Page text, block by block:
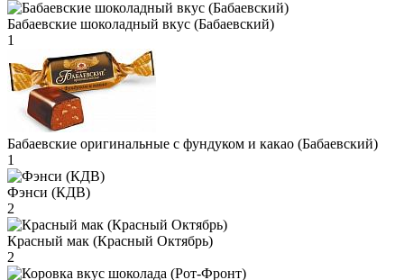
Бабаевские шоколадный вкус (Бабаевский)
1
Бабаевские оригинальные с фундуком и какао (Бабаевский)
1
Фэнси (КДВ)
2
Красный мак (Красный Октябрь)
2